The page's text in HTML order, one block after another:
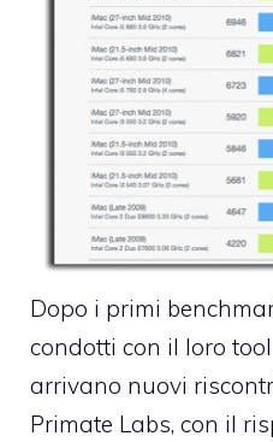
Dopo i primi
condotti con il loro tool
arrivano nuovi
Primate Labs, con il